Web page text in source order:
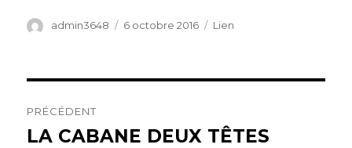
Auteur
admin3648
Publié
6 octobre 2016 Format
Lien
de
PRÉCÉDENT
Article
LA CABANE DEUX TÊTES